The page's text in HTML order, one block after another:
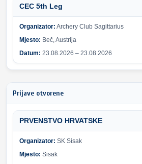
CEC 5th Leg
Organizator: Archery Club Sagittarius
Mjesto: Beč, Austrija
Datum: 23.08.2026 – 23.08.2026
Prijave otvorene
PRVENSTVO HRVATSKE
Organizator: SK Sisak
Mjesto: Sisak